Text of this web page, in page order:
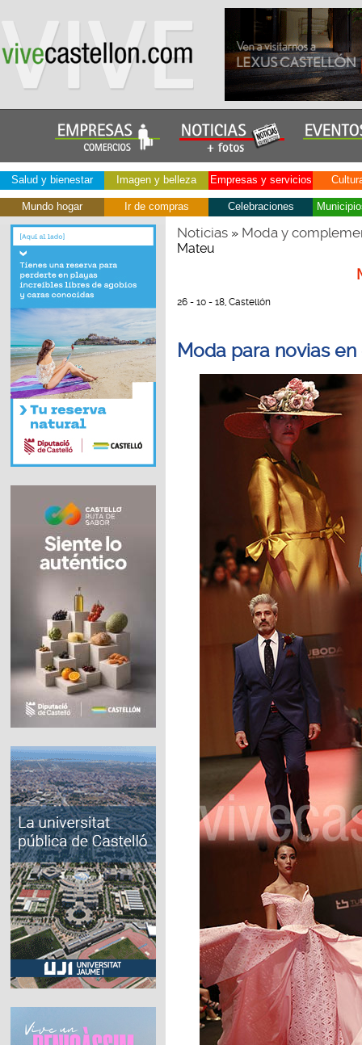
Salud y bienestar Imagen y belleza Empresas y servicios
Mundo hogar Ir de compras Celebraciones
Noticias» Moda y
Mateu
26 - 10 - 18, Castellón
Moda para novias